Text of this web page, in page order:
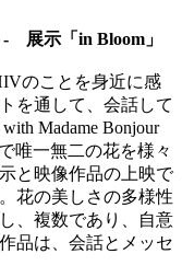
展示「in Bloom」
のことを身近に感
を通して、会話して
Madame Bonjour
唯一無二の花を様々
と映像作品の上映で
花の美しさの多様性
、複数であり、自意
品は、会話とメッセ